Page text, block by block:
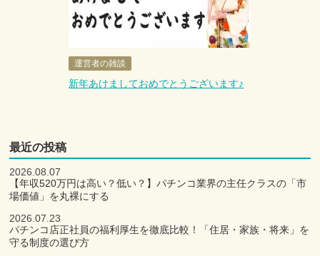
運営者の雑談
新年あけましておめでとうございます♪
最近の投稿
2026.08.07
【年収520万円は高い？低い？】パチンコ業界の主任クラスの「市
場価値」を丸裸にする
2026.07.23
パチンコ店正社員の福利厚生を徹底比較！「住居・家族・将来」を
守る制度の選び方